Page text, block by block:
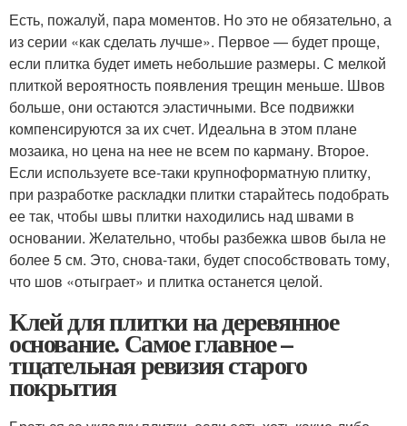
Есть, пожалуй, пара моментов. Но это не обязательно, а
из серии «как сделать лучше». Первое — будет проще,
если плитка будет иметь небольшие размеры. С мелкой
плиткой вероятность появления трещин меньше. Швов
больше, они остаются эластичными. Все подвижки
компенсируются за их счет. Идеальна в этом плане
мозаика, но цена на нее не всем по карману. Второе.
Если используете все-таки крупноформатную плитку,
при разработке раскладки плитки старайтесь подобрать
ее так, чтобы швы плитки находились над швами в
основании. Желательно, чтобы разбежка швов была не
более 5 см. Это, снова-таки, будет способствовать тому,
что шов «отыграет» и плитка останется целой.
Клей для плитки на деревянное
основание. Самое главное –
тщательная ревизия старого
покрытия